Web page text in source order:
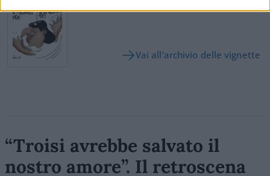
Vai all'archivio delle vignette
“Troisi avrebbe salvato il
nostro amore”. Il retroscena